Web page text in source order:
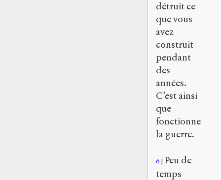
détruit ce
que vous
avez
construit
pendant
des
années.
C’est ainsi
que
fonctionne
la guerre.
6
Peu de
temps